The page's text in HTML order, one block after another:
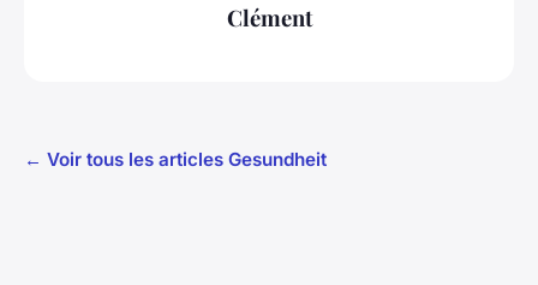
Clément
← Voir tous les articles Gesundheit